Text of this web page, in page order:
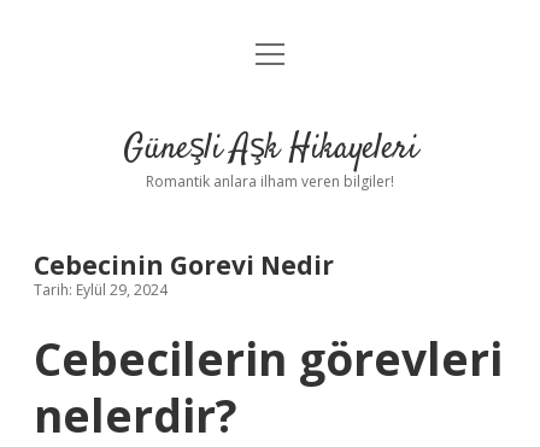
Anasayfa
Yasal Uyarı
menüyü
Güneşli Aşk Hikayeleri
Romantik anlara ilham veren bilgiler!
Cebecinin Gorevi Nedir
Tarih: Eylül 29, 2024
Cebecilerin görevleri
nelerdir?